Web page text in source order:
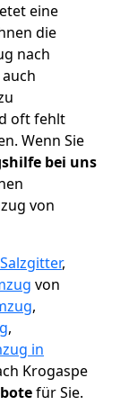
eine
die
nach
oft fehlt
Wenn Sie
bei uns
von
,
von
,
,
in
Krogaspe
für Sie.